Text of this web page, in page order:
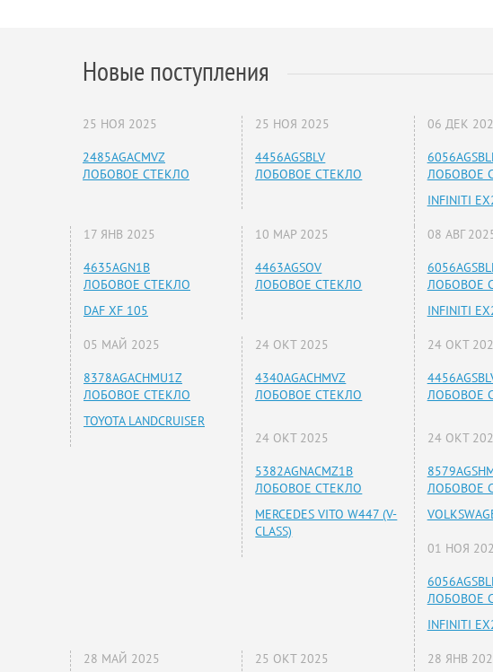
Новые поступления
25 НОЯ 2025
2485AGACMVZ
ЛОБОВОЕ СТЕКЛО
25 НОЯ 2025
4456AGSBLV
ЛОБОВОЕ СТЕКЛО
06 ДЕК
ЛОБОВОЕ
INFINITI
17 ЯНВ 2025
4635AGN1B
ЛОБОВОЕ СТЕКЛО
DAF XF 105
10 МАР 2025
4463AGSOV
ЛОБОВОЕ СТЕКЛО
08 АВГ
ЛОБОВОЕ
INFINITI
05 МАЙ 2025
8378AGACHMU1Z
ЛОБОВОЕ СТЕКЛО
TOYOTA LANDCRUISER
24 ОКТ 2025
4340AGACHMVZ
ЛОБОВОЕ СТЕКЛО
24 ОКТ
ЛОБОВОЕ
24 ОКТ 2025
5382AGNACMZ1B
ЛОБОВОЕ СТЕКЛО
MERCEDES VITO W447 (V-
CLASS)
24 ОКТ
ЛОБОВОЕ
01 НОЯ
ЛОБОВОЕ
INFINITI
28 МАЙ 2025 25 ОКТ 2025 28 ЯНВ